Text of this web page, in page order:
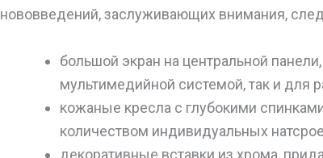
нововведений, заслуживающих внимания,
большой экран на центральной
мультимедийной системой, так и для
кожаные кресла с глубокими
количеством индивидуальных
декоративные вставки из хрома,